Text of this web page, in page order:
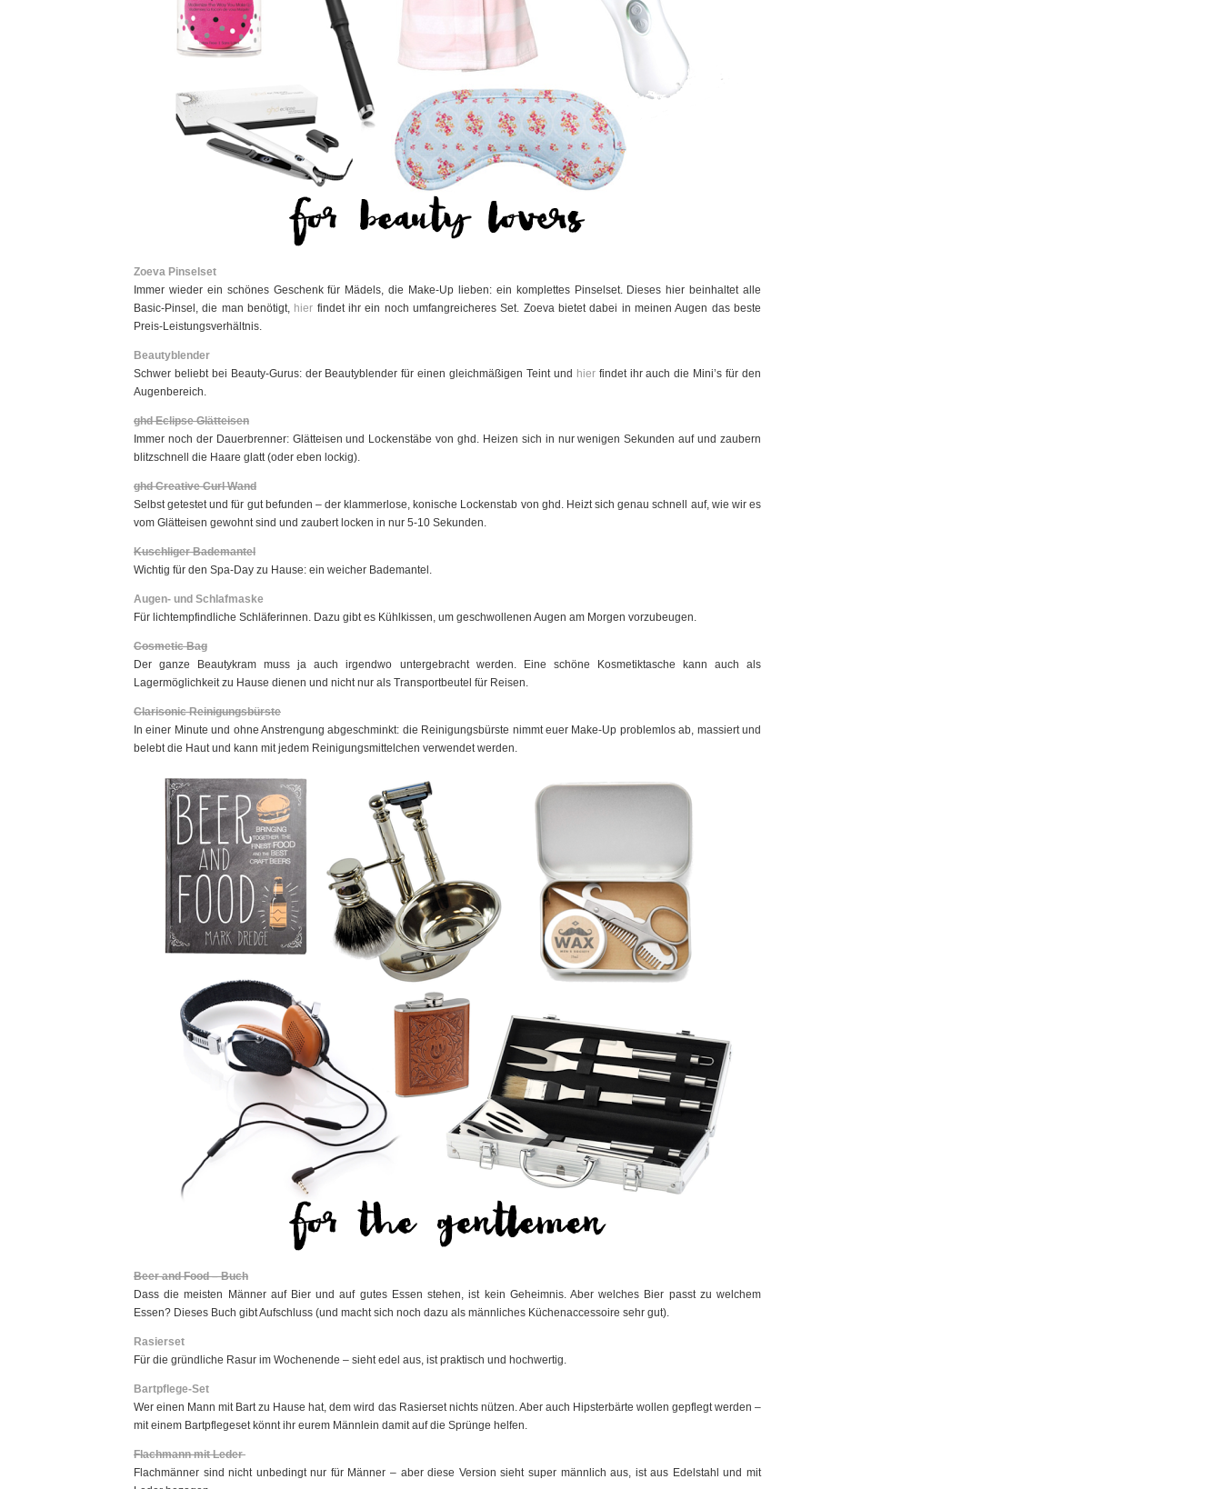
Zoeva Pinselset
Immer wieder ein schönes Geschenk für Mädels, die Make-Up lieben: ein komplettes Pinselset. Dieses hier beinhaltet alle
Basic-Pinsel, die man benötigt, hier findet ihr ein noch umfangreicheres Set. Zoeva bietet dabei in meinen Augen das beste
Preis-Leistungsverhältnis.
Beautyblender
Schwer beliebt bei Beauty-Gurus: der Beautyblender für einen gleichmäßigen Teint und hierfindet ihr auch die Mini’s für den
Augenbereich.
ghd Eclipse Glätteisen
Immer noch der Dauerbrenner: Glätteisen und Lockenstäbe von ghd. Heizen sich in nur wenigen Sekunden auf und zaubern
blitzschnell die Haare glatt (oder eben lockig).
ghd Creative Curl Wand
Selbst getestet und für gut befunden – der klammerlose, konische Lockenstab von ghd. Heizt sich genau schnell auf, wie wir es
vom Glätteisen gewohnt sind und zaubert locken in nur 5-10 Sekunden.
Kuschliger Bademantel
Wichtig für den Spa-Day zu Hause: ein weicher Bademantel.
Augen- und Schlafmaske
Für lichtempfindliche Schläferinnen. Dazu gibt es Kühlkissen, um geschwollenen Augen am Morgen vorzubeugen.
Cosmetic Bag
Der ganze Beautykram muss ja auch irgendwo untergebracht werden. Eine schöne Kosmetiktasche kann auch als
Lagermöglichkeit zu Hause dienen und nicht nur als Transportbeutel für Reisen.
Clarisonic Reinigungsbürste
In einer Minute und ohne Anstrengung abgeschminkt: die Reinigungsbürste nimmt euer Make-Up problemlos ab, massiert und
belebt die Haut und kann mit jedem Reinigungsmittelchen verwendet werden.
Beer and Food – Buch
Dass die meisten Männer auf Bier und auf gutes Essen stehen, ist kein Geheimnis. Aber welches Bier passt zu welchem
Essen? Dieses Buch gibt Aufschluss (und macht sich noch dazu als männliches Küchenaccessoire sehr gut).
Rasierset
Für die gründliche Rasur im Wochenende – sieht edel aus, ist praktisch und hochwertig.
Bartpflege-Set
Wer einen Mann mit Bart zu Hause hat, dem wird das Rasierset nichts nützen. Aber auch Hipsterbärte wollen gepflegt werden –
mit einem Bartpflegeset könnt ihr eurem Männlein damit auf die Sprünge helfen.
Flachmann mit Leder
Flachmänner sind nicht unbedingt nur für Männer – aber diese Version sieht super männlich aus, ist aus Edelstahl und mit